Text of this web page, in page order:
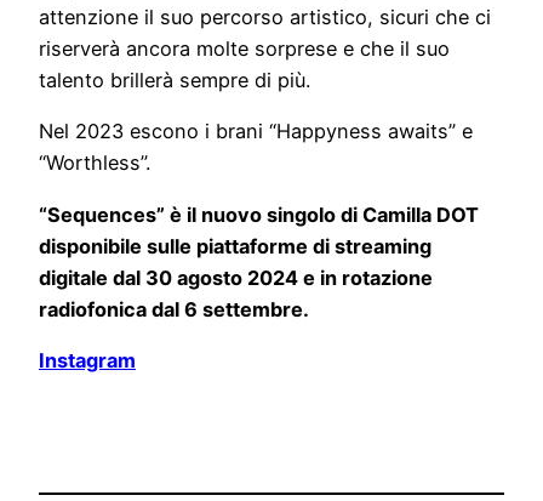
attenzione il suo percorso artistico, sicuri che ci
riserverà ancora molte sorprese e che il suo
talento brillerà sempre di più.
Nel 2023 escono i brani “Happyness awaits” e
“Worthless”.
“Sequences” è il nuovo singolo di Camilla DOT
disponibile sulle piattaforme di streaming
digitale dal 30 agosto 2024 e in rotazione
radiofonica dal 6 settembre.
Instagram